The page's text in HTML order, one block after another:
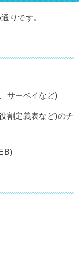
りです。
サーベイなど)
割定義表など)のチ